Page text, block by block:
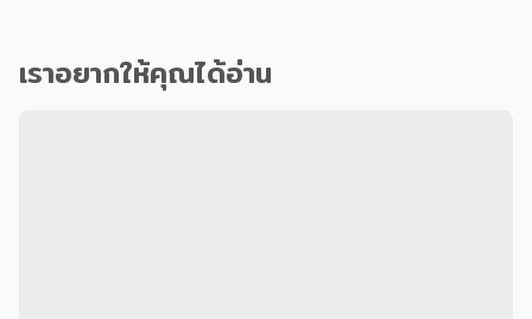
เราอยากให้คุณได้อ่าน